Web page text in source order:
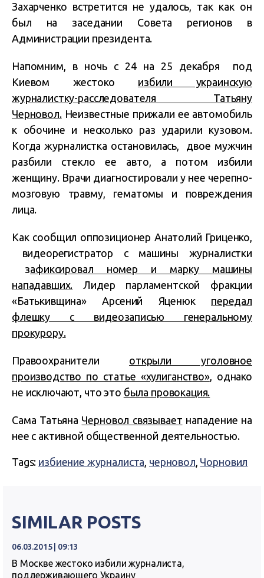
Захарченко встретится не удалось, так как он
был на заседании Совета регионов в
Администрации президента.
Напомним, в ночь с 24 на 25 декабря под
Киевом жестоко избили украинскую
журналистку-расследователя Татьяну
Черновол.Неизвестные прижали ее автомобиль
к обочине и несколько раз ударили кузовом.
Когда журналистка остановилась, двое мужчин
разбили стекло ее авто, а потом избили
женщину. Врачи диагностировали у нее черепно-
мозговую травму, гематомы и повреждения
лица.
Как сообщил оппозиционер Анатолий Гриценко,
видеорегистратор с машины журналистки
зафиксировал номер и марку машины
нападавших. Лидер парламентской фракции
«Батькивщина» Арсений Яценюк передал
флешку с видеозаписью генеральному
прокурору.
Правоохранители открыли уголовное
производство по статье «хулиганство», однако
не исключают, что это была провокация.
Сама Татьяна Черновол связывает нападение на
нее с активной общественной деятельностью.
Tags: избиение журналиста, черновол, Чорновил
SIMILAR POSTS
06.03.2015 | 09:13
В Москве жестоко избили журналиста,
поддерживающего Украину